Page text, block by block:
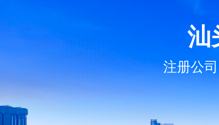
汕
注册公